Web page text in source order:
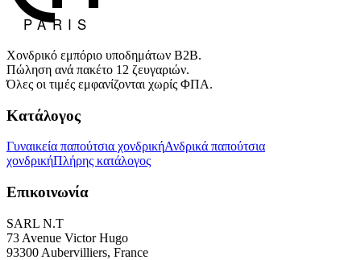
Χονδρικό εμπόριο υποδημάτων B2B.
Πώληση ανά πακέτο 12 ζευγαριών.
Όλες οι τιμές εμφανίζονται χωρίς ΦΠΑ.
Κατάλογος
Γυναικεία παπούτσια χονδρικήΑνδρικά παπούτσια
χονδρικήΠλήρης κατάλογος
Επικοινωνία
SARL N.T
73 Avenue Victor Hugo
93300 Aubervilliers, France